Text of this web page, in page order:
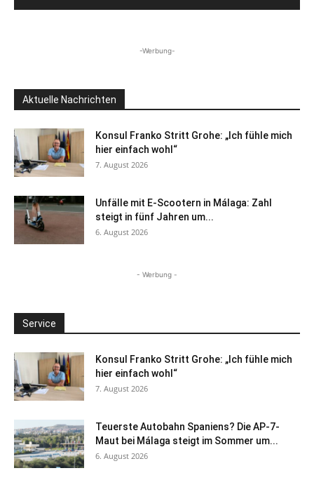
-Werbung-
Aktuelle Nachrichten
Konsul Franko Stritt Grohe: „Ich fühle mich
hier einfach wohl“
7. August 2026
Unfälle mit E-Scootern in Málaga: Zahl
steigt in fünf Jahren um...
6. August 2026
- Werbung -
Service
Konsul Franko Stritt Grohe: „Ich fühle mich
hier einfach wohl“
7. August 2026
Teuerste Autobahn Spaniens? Die AP-7-
Maut bei Málaga steigt im Sommer um...
6. August 2026